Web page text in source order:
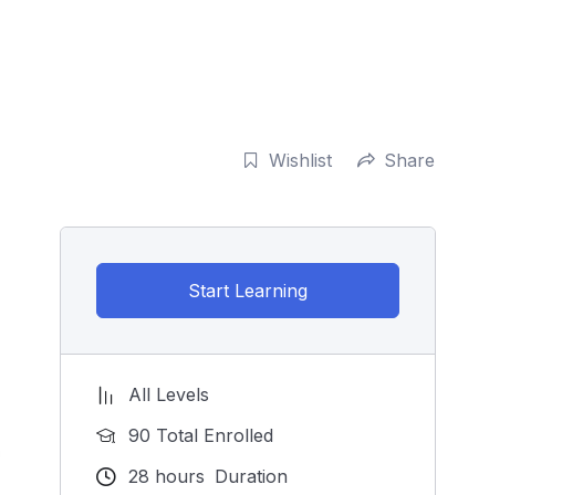
Wishlist Share
Start Learning
All Levels
90 Total Enrolled
28 hours Duration